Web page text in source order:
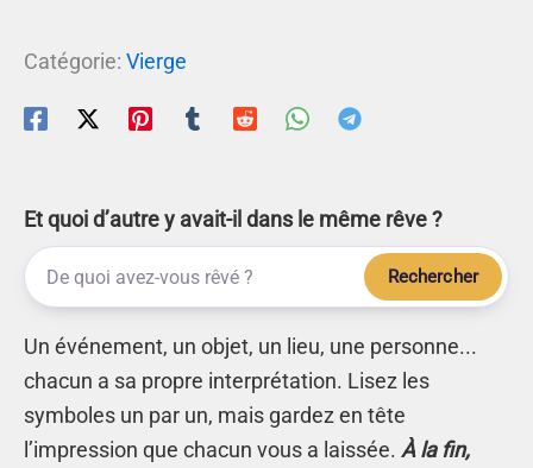
Catégorie: Vierge
Et quoi d’autre y avait-il dans le même rêve ?
Rechercher
Un événement, un objet, un lieu, une personne...
chacun a sa propre interprétation. Lisez les
symboles un par un, mais gardez en tête
l’impression que chacun vous a laissée. À la fin,